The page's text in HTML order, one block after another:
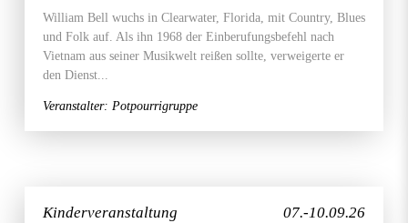
William Bell wuchs in Clearwater, Florida, mit Country, Blues
und Folk auf. Als ihn 1968 der Einberufungsbefehl nach
Vietnam aus seiner Musikwelt reißen sollte, verweigerte er
den Dienst...
Veranstalter: Potpourrigruppe
07.-10.09.26
Kinderveranstaltung